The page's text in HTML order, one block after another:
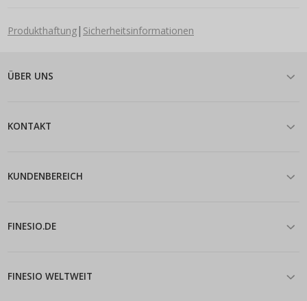
Produkthaftung| Sicherheitsinformationen
ÜBER UNS
KONTAKT
KUNDENBEREICH
FINESIO.DE
FINESIO WELTWEIT